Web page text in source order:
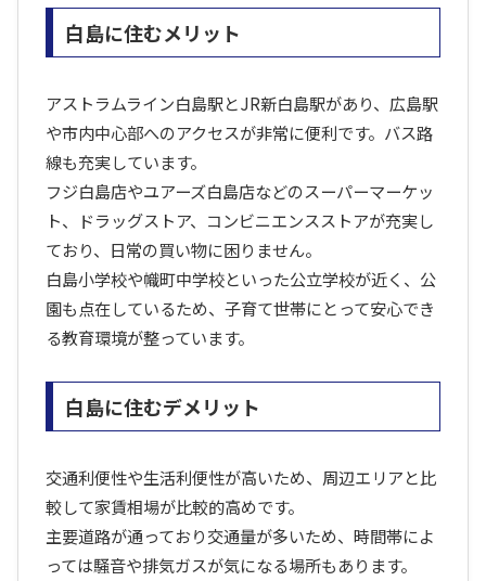
白島に住むメリット
アストラムライン白島駅とJR新白島駅があり、広島駅
や市内中心部へのアクセスが非常に便利です。バス路
線も充実しています。
フジ白島店やユアーズ白島店などのスーパーマーケッ
ト、ドラッグストア、コンビニエンスストアが充実し
ており、日常の買い物に困りません。
白島小学校や幟町中学校といった公立学校が近く、公
園も点在しているため、子育て世帯にとって安心でき
る教育環境が整っています。
白島に住むデメリット
交通利便性や生活利便性が高いため、周辺エリアと比
較して家賃相場が比較的高めです。
主要道路が通っており交通量が多いため、時間帯によ
っては騒音や排気ガスが気になる場所もあります。